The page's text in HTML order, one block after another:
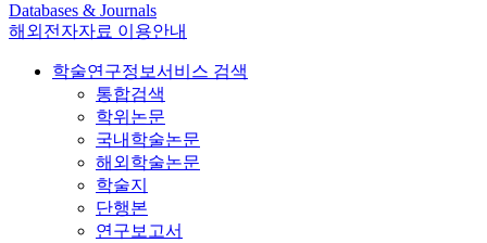
Databases & Journals
해외전자자료 이용안내
학술연구정보서비스 검색
통합검색
학위논문
국내학술논문
해외학술논문
학술지
단행본
연구보고서